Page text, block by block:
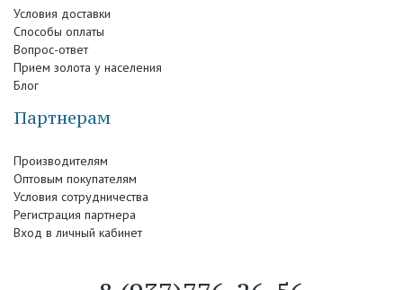
Условия доставки
Способы оплаты
Вопрос-ответ
Прием золота у населения
Блог
Партнерам
Производителям
Оптовым покупателям
Условия сотрудничества
Регистрация партнера
Вход в личный кабинет